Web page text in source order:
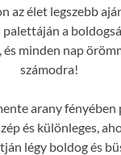
az élet legszebb
a
minden nap
számodra!
arany fényében
és különleges,
légy boldog és